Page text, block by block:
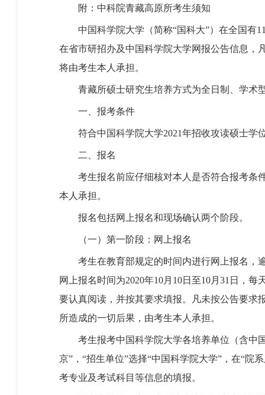
附：中科院青藏高原所考生须知
中国科学院大学（简称“国科大”）在全国有
在省市研招办及中国科学院大学网报公告信息，
将由考生本人承担。
青藏所硕士研究生培养方式为全日制、学术
一、报考条件
符合中国科学院大学2021年招收攻读硕士学
二、报名
考生报名前应仔细核对本人是否符合报考条件
本人承担。
报名包括网上报名和现场确认两个阶段。
（一）第一阶段：网上报名
考生在教育部规定的时间内进行网上报名，
网上报名时间为2020年10月10日至10月31日，
要认真阅读，并按其要求填报。凡未按公告要求
所造成的一切后果，由考生本人承担。
考生报考中国科学院大学各培养单位（含中国
京”，“招生单位”选择“中国科学院大学”，在“院
考专业及考试科目等信息的填报。